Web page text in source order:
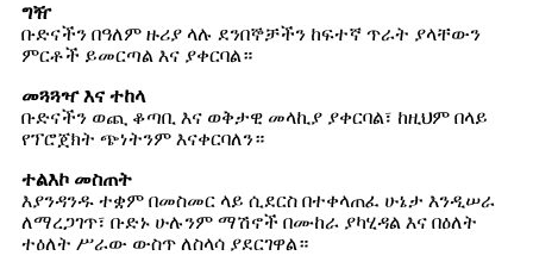
ግዥ
ቡድናችን በዓለም ዙሪያ ላሉ ደንበኞቻችን ከፍተኛ ጥራት ያላቸውን
ምርቶች ይመርጣል እና ያቀርባል።
መጓጓዣ እና ተከላ
ቡድናችን ወጪ ቆጣቢ እና ወቅታዊ መላኪያ ያቀርባል፣ ከዚህም በላይ
የፕሮጀክት ጭነትንም እናቀርባለን።
ተልእኮ መስጠት
እያንዳንዱ ተቋም በመስመር ላይ ሲደርስ በተቀላጠፈ ሁኔታ እንዲሠራ
ለማረጋገጥ፣ ቡድኑ ሁሉንም ማሽኖች በሙከራ ያካሂዳል እና በዕለት
ተዕለት ሥራው ውስጥ ለስላሳ ያደርገዋል።